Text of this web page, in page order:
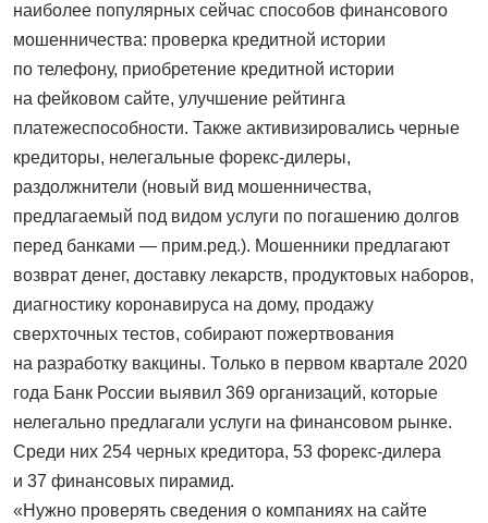
наиболее популярных сейчас способов финансового
мошенничества: проверка кредитной истории
по телефону, приобретение кредитной истории
на фейковом сайте, улучшение рейтинга
платежеспособности. Также активизировались черные
кредиторы, нелегальные форекс-дилеры,
раздолжнители (новый вид мошенничества,
предлагаемый под видом услуги по погашению долгов
перед банками — прим.ред.). Мошенники предлагают
возврат денег, доставку лекарств, продуктовых наборов,
диагностику коронавируса на дому, продажу
сверхточных тестов, собирают пожертвования
на разработку вакцины. Только в первом квартале 2020
года Банк России выявил 369 организаций, которые
нелегально предлагали услуги на финансовом рынке.
Среди них 254 черных кредитора, 53 форекс-дилера
и 37 финансовых пирамид.
«Нужно проверять сведения о компаниях на сайте